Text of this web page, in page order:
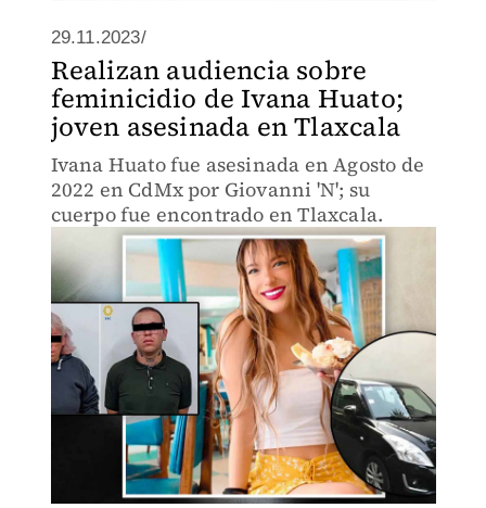
29.11.2023/
Realizan audiencia sobre
feminicidio de Ivana Huato;
joven asesinada en Tlaxcala
Ivana Huato fue asesinada en Agosto de
2022 en CdMx por Giovanni 'N'; su
cuerpo fue encontrado en Tlaxcala.